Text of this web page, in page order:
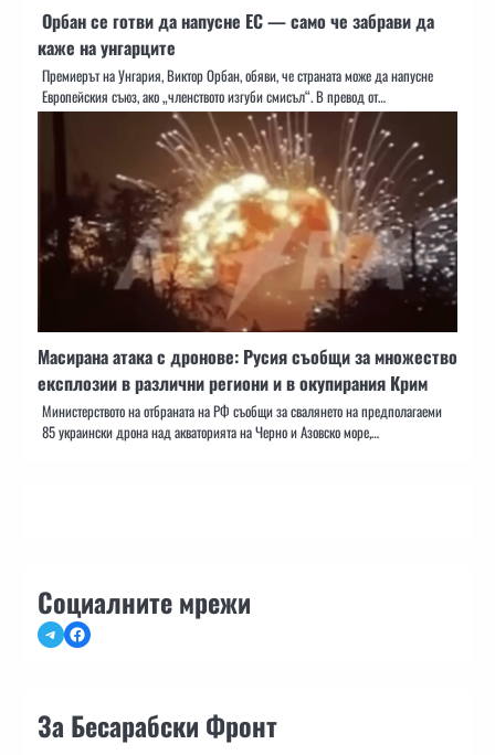
Орбан се готви да напусне ЕС — само че забрави да
каже на унгарците
Премиерът на Унгария, Виктор Орбан, обяви, че страната може да напусне
Европейския съюз, ако „членството изгуби смисъл“. В превод от…
Масирана атака с дронове: Русия съобщи за множество
експлозии в различни региони и в окупирания Крим
Министерството на отбраната на РФ съобщи за свалянето на предполагаеми
85 украински дрона над акваторията на Черно и Азовско море,…
Социалните мрежи
TelegramFacebook
За Бесарабски Фронт